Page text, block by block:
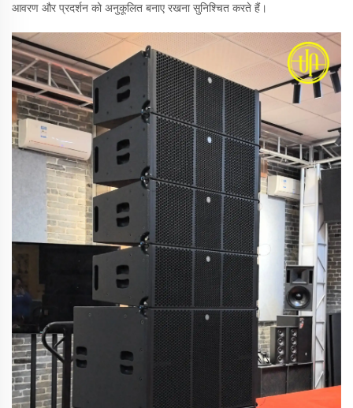
आवरण और प्रदर्शन को अनुकूलित बनाए रखना सुनिश्चित करते हैं।